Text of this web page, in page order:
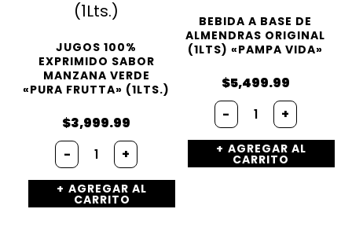
JUGOS 100%
EXPRIMIDO SABOR
MANZANA VERDE
«PURA FRUTTA» (1LTS.)
$3,999.99
- Jugos
100%
Exprimido
Sabor
Manzana
+
AGREGAR AL
CARRITO
BEBIDA A BASE DE
ALMENDRAS ORIGINAL
(1LTS) «PAMPA VIDA»
$5,499.99
- Bebida
a
Base
de
Almendras
+
AGREGAR AL
CARRITO